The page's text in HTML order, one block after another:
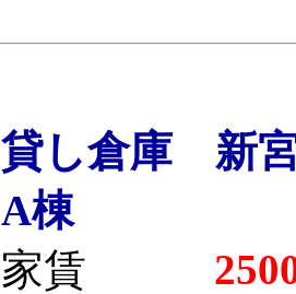
貸し倉庫 新
A棟
家賃